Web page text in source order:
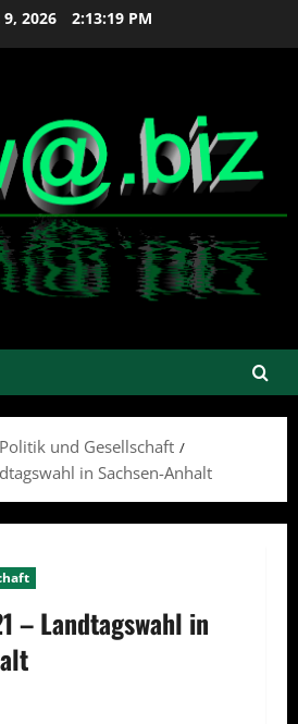
2026 2:13:19 PM
Politik und Gesellschaft
in Sachsen-Anhalt
– Landtagswahl in